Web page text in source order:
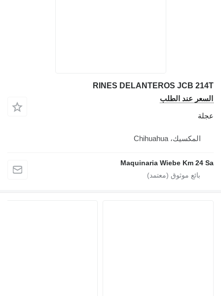
RINES DELANTEROS JCB 214T
السعر عند الطلب
عجلة
المكسيك، Chihuahua
Maquinaria Wiebe Km 24 Sa